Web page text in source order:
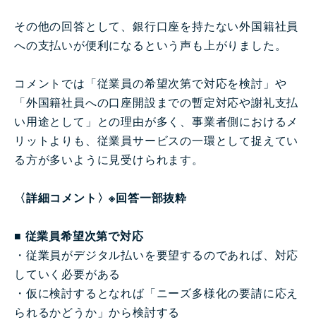
その他の回答として、銀行口座を持たない外国籍社員
への支払いが便利になるという声も上がりました。
コメントでは「従業員の希望次第で対応を検討」や
「外国籍社員への口座開設までの暫定対応や謝礼支払
い用途として」との理由が多く、事業者側におけるメ
リットよりも、従業員サービスの一環として捉えてい
る方が多いように見受けられます。
〈詳細コメント〉※回答一部抜粋
■ 従業員希望次第で対応
・従業員がデジタル払いを要望するのであれば、対応
していく必要がある
・仮に検討するとなれば「ニーズ多様化の要請に応え
られるかどうか」から検討する